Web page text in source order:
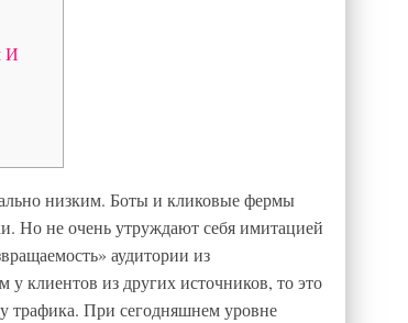
И
низким. Боты и кликовые фермы
Но не очень утруждают себя имитацией
аудитории из
у клиентов из других источников, то это
трафика. При сегодняшнем уровне